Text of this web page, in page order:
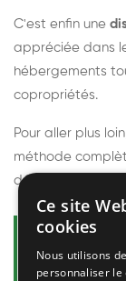
C'est enfin une
appréciée dans
hébergements
copropriétés.
Pour aller plus
méthode
découvrir
Le frelon
Ce site
cookies
Nous utilisons
personnaliser